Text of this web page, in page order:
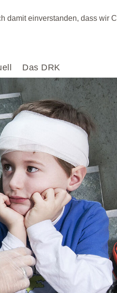
damit einverstanden, dass wir
Das DRK